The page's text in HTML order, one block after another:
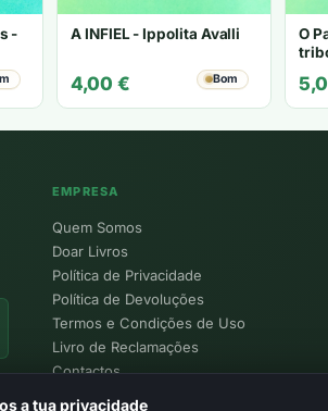
-
A INFIEL - Ippolita Avalli
4,00 € Bom
O
EMPRESA
Quem Somos
Doar Livros
Política de Privacidade
Política de Devoluções
Termos e Condições de Uso
Livro de Reclamações
Contactos
a tua privacidade